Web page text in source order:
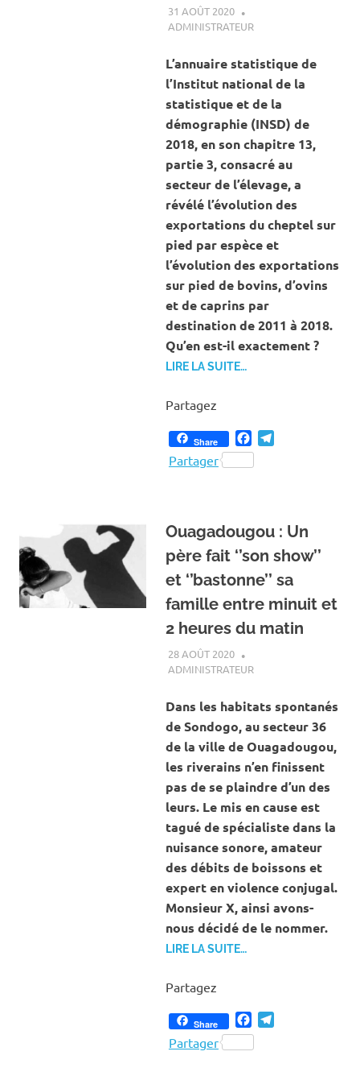
31 AOÛT 2020
ADMINISTRATEURACTUALITÉ
L’annuaire statistique de
l’Institut national de la
statistique et de la
démographie (INSD) de
2018, en son chapitre 13,
partie 3, consacré au
secteur de l’élevage, a
révélé l’évolution des
exportations du cheptel sur
pied par espèce et
l’évolution des exportations
sur pied de bovins, d’ovins
et de caprins par
destination de 2011 à 2018.
Qu’en est-il exactement ?
LIRE LA SUITE…
Partagez
Share Facebook
Partager
Ouagadougou : Un
père fait ‘’son show’’
et ‘’bastonne’’ sa
famille entre minuit et
2 heures du matin
28 AOÛT 2020
ADMINISTRATEURACTUALITÉ
Dans les habitats spontanés
de Sondogo, au secteur 36
de la ville de Ouagadougou,
les riverains n’en finissent
pas de se plaindre d’un des
leurs. Le mis en cause est
tagué de spécialiste dans la
nuisance sonore, amateur
des débits de boissons et
expert en violence conjugal.
Monsieur X, ainsi avons-
nous décidé de le nommer.
LIRE LA SUITE…
Partagez
Share Facebook
Partager